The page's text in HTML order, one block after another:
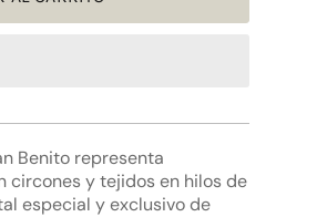
Benito representa
circones y tejidos en hilos de
especial y exclusivo de